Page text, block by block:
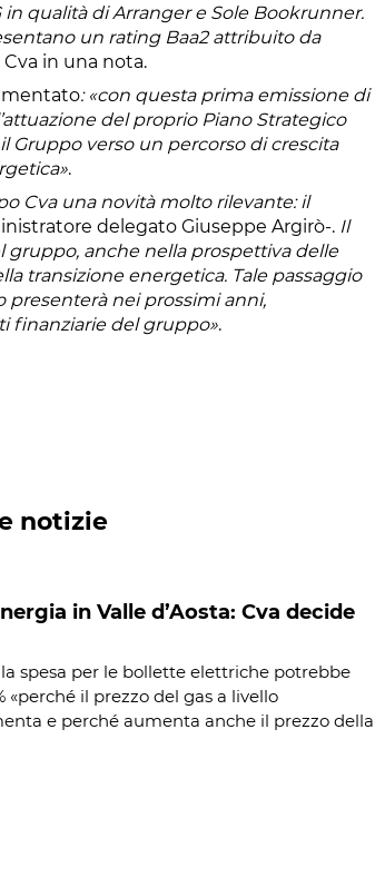
in qualità di Arranger e Sole Bookrunner.
un rating Baa2 attribuito da
in una nota.
: «con questa prima emissione di
del proprio Piano Strategico
Gruppo verso un percorso di crescita
.
Cva una novità molto rilevante: il
delegato Giuseppe Argirò-. Il
gruppo, anche nella prospettiva delle
transizione energetica. Tale passaggio
nei prossimi anni,
finanziarie del gruppo».
notizie
in Valle d’Aosta: Cva decide
la spesa per le bollette elettriche potrebbe
il prezzo del gas a livello
e perché aumenta anche il prezzo della